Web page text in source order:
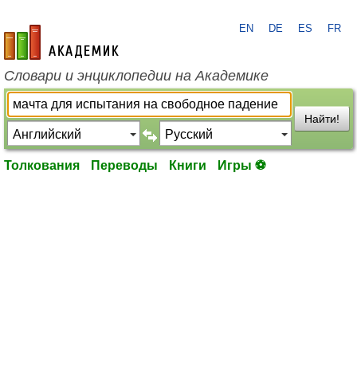
academic.ru
EN DE ES FR
Словари и энциклопедии на Академике
Найти!
Толкования Переводы Книги Игры ⚽